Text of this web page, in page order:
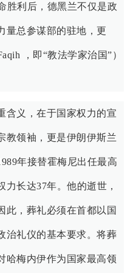
胜利后，德黑兰不仅是政
量总参谋部的驻地，更
，即“教法学家治国”）
含义，在于国家权力的宣
教领袖，更是伊朗伊斯兰
年接替霍梅尼出任最高
长达37年。他的逝世，
此，葬礼必须在首都以国
治礼仪的基本要求。将葬
哈梅内伊作为国家最高领